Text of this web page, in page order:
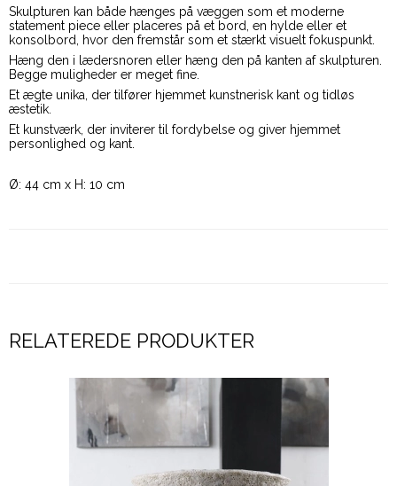
Skulpturen kan både hænges på væggen som et moderne
statement piece eller placeres på et bord, en hylde eller et
konsolbord, hvor den fremstår som et stærkt visuelt fokuspunkt.
Hæng den i lædersnoren eller hæng den på kanten af skulpturen.
Begge muligheder er meget fine.
Et ægte unika, der tilfører hjemmet kunstnerisk kant og tidløs
æstetik.
Et kunstværk, der inviterer til fordybelse og giver hjemmet
personlighed og kant.
Ø: 44 cm x H: 10 cm
RELATEREDE PRODUKTER